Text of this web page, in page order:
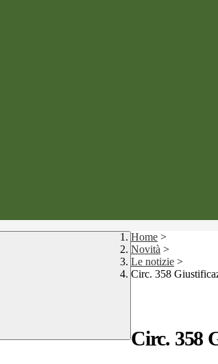
Home >
Novità >
Le notizie >
Circ. 358
Circ. 358